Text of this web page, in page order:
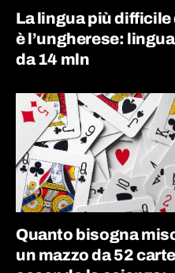
La lingua più difficile
è l’ungherese:
da 14 mln
Quanto bisogna
un mazzo da 52 carte